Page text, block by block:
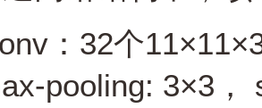
：32个
pooling: 3×3，